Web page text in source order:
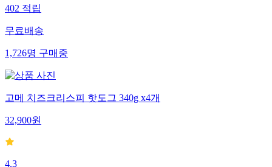
402 적립
무료배송
1,726명 구매중
고메 치즈크리스피 핫도그 340g x4개
32,900원
4.3